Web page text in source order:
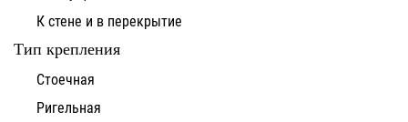
К стене и в перекрытие
Тип крепления
Стоечная
Ригельная